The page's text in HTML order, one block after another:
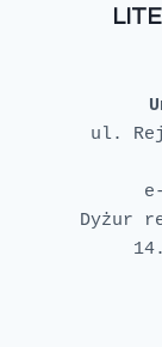
ul.
Dyżur